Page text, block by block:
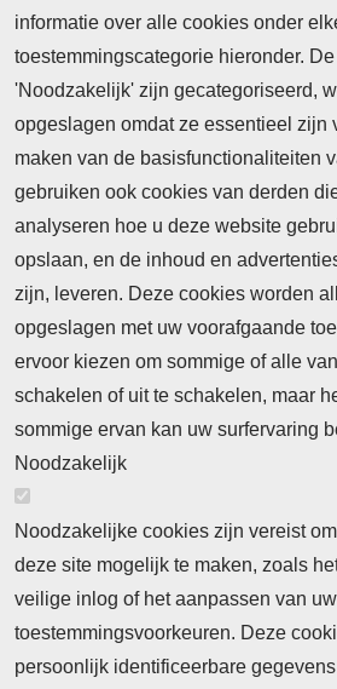
informatie over alle cookies onder
toestemmingscategorie hieronder.
'Noodzakelijk' zijn gecategoriseerd,
opgeslagen omdat ze essentieel zijn
maken van de basisfunctionaliteiten
gebruiken ook cookies van derden
analyseren hoe u deze website
opslaan, en de inhoud en
zijn, leveren. Deze cookies worden
opgeslagen met uw voorafgaande
ervoor kiezen om sommige of alle
schakelen of uit te schakelen, maar
sommige ervan kan uw surfervaring
Noodzakelijk
Noodzakelijke cookies zijn vereist
deze site mogelijk te maken, zoals
veilige inlog of het aanpassen van uw
toestemmingsvoorkeuren. Deze
persoonlijk identificeerbare
Nieuws
Neem contact op
Algemene
Cookieverklaring
Privacyverklaring
Abonnementinformatie
Nieuws